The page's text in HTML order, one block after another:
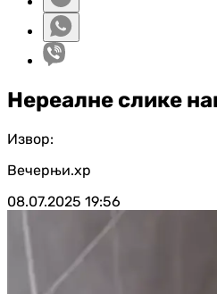
Нереалне слике
Извор:
Вечерњи.хр
08.07.2025 19:56